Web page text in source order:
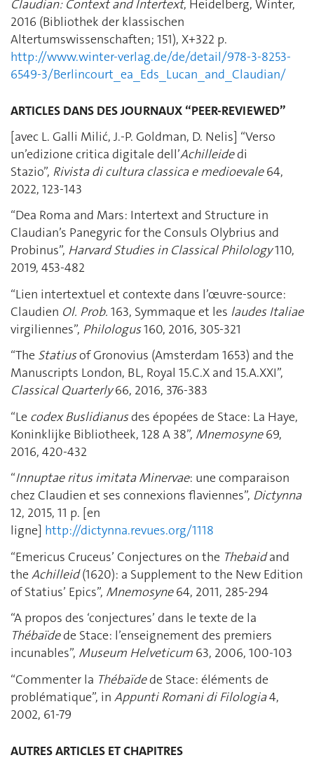
Claudian: Context and Intertext, Heidelberg, Winter,
2016 (Bibliothek der klassischen
Altertumswissenschaften; 151), X+322 p.
http://www.winter-verlag.de/de/detail/978-3-8253-
6549-3/Berlincourt_ea_Eds_Lucan_and_Claudian/
ARTICLES DANS DES JOURNAUX “PEER-REVIEWED”
[avec L. Galli Milić, J.-P. Goldman, D. Nelis] “Verso
un’edizione critica digitale dell’Achilleidedi
Stazio”, Rivista di cultura classica e medioevale64,
2022, 123-143
“Dea Roma and Mars: Intertext and Structure in
Claudian’s Panegyric for the Consuls Olybrius and
Probinus”, Harvard Studies in Classical Philology110,
2019, 453-482
“Lien intertextuel et contexte dans l’œuvre-source:
Claudien Ol. Prob. 163, Symmaque et les laudes Italiae
virgiliennes”, Philologus160, 2016, 305-321
“The Statiusof Gronovius (Amsterdam 1653) and the
Manuscripts London, BL, Royal 15.C.X and 15.A.XXI”,
Classical Quarterly66, 2016, 376-383
“Le codex Buslidianusdes épopées de Stace: La Haye,
Koninklijke Bibliotheek, 128 A 38”, Mnemosyne69,
2016, 420-432
“Innuptae ritus imitata Minervae: une comparaison
chez Claudien et ses connexions flaviennes”, Dictynna
12, 2015, 11 p. [en
ligne] http://dictynna.revues.org/1118
“Emericus Cruceus’ Conjectures on the Thebaidand
theAchilleid(1620): a Supplement to the New Edition
of Statius’ Epics”, Mnemosyne64, 2011, 285-294
“A propos des ‘conjectures’ dans le texte de la
Thébaïdede Stace: l’enseignement des premiers
incunables”, Museum Helveticum 63, 2006, 100-103
“Commenter la Thébaïdede Stace: éléments de
problématique”, in Appunti Romani di Filologia4,
2002, 61‑79
AUTRES ARTICLES ET CHAPITRES